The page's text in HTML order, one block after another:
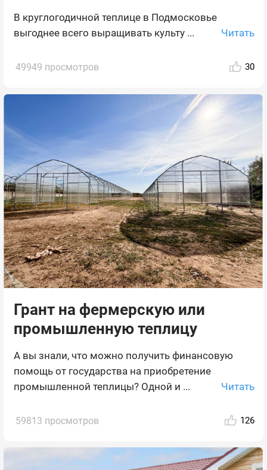
В круглогодичной теплице в Подмосковье
выгоднее всего выращивать культу ...
Читать
49949 просмотров 30
Грант на фермерскую или
промышленную теплицу
А вы знали, что можно получить финансовую
помощь от государства на приобретение
промышленной теплицы? Одной и ...
Читать
59813 просмотров 126